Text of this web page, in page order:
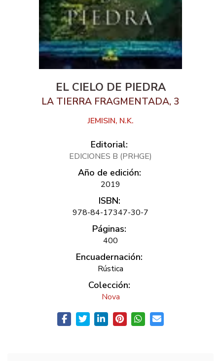
EL CIELO DE PIEDRA
LA TIERRA FRAGMENTADA, 3
JEMISIN, N.K.
Editorial:
EDICIONES B (PRHGE)
Año de edición:
2019
ISBN:
978-84-17347-30-7
Páginas:
400
Encuadernación:
Rústica
Colección:
Nova